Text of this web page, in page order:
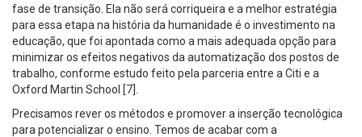
fase de transição. Ela não será corriqueira e a melhor estratégia
para essa etapa na história da humanidade é o investimento na
educação, que foi apontada como a mais adequada opção para
minimizar os efeitos negativos da automatização dos postos de
trabalho, conforme estudo feito pela parceria entre a Citi e a
Oxford Martin School [7].
Precisamos rever os métodos e promover a inserção tecnológica
para potencializar o ensino. Temos de acabar com a